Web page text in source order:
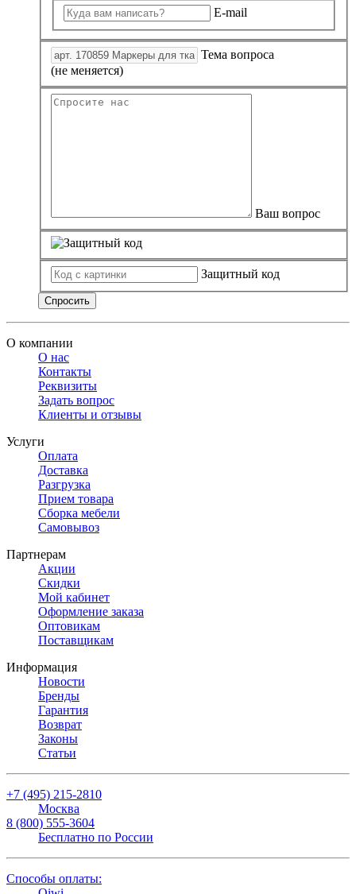
E-mail
Тема вопроса
(не меняется)
Ваш вопрос
Защитный код
Спросить
О компании
О нас
Контакты
Реквизиты
Задать вопрос
Клиенты и отзывы
Услуги
Оплата
Доставка
Разгрузка
Прием товара
Сборка мебели
Самовывоз
Партнерам
Акции
Скидки
Мой кабинет
Оформление заказа
Оптовикам
Поставщикам
Информация
Новости
Бренды
Гарантия
Возврат
Законы
Статьи
+7 (495) 215-2810
Москва
8 (800) 555-3604
Бесплатно по России
Способы оплаты: